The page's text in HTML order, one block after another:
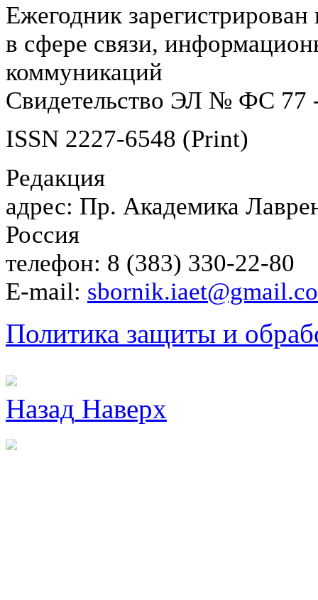
Ежегодник
в сфере связи,
коммуникаций
Свидетельство ЭЛ № ФС 77
ISSN 2227-6548 (Print)
Редакция
адрес: Пр. Академика
Россия
телефон: 8 (383) 330-22-80
E-mail:
Политика защиты и
Назад Наверх